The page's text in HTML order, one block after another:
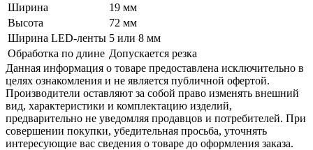
Ширина
19 мм
Высота
72 мм
Ширина LED-ленты 5 или 8 мм
Обработка по длине Допускается резка
Данная информация о товаре предоставлена исключительно в
целях ознакомления и не является публичной офертой.
Производители оставляют за собой право изменять внешний
вид, характеристики и комплектацию изделий,
предварительно не уведомляя продавцов и потребителей. При
совершении покупки, убедительная просьба, уточнять
интересующие вас сведения о товаре до оформления заказа.